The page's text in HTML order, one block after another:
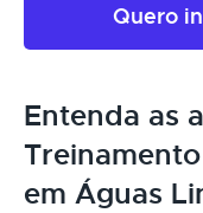
Quero
Entenda as
em Águas